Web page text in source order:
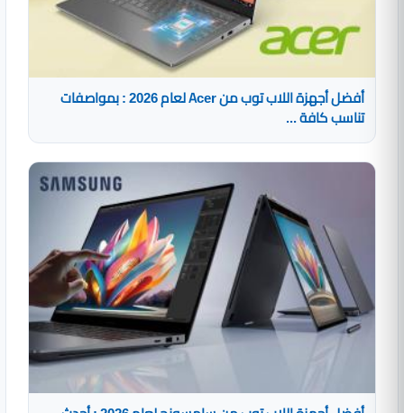
أفضل أجهزة اللاب توب من Acer لعام 2026 : بمواصفات
تناسب كافة ...